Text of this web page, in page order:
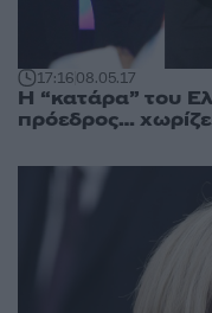
17:1608.05.17
Η “κατάρα” του
πρόεδρος…